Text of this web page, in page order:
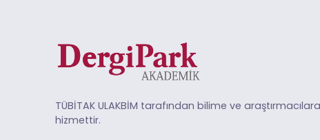
TÜBİTAK ULAKBİM tarafından bilime ve
hizmettir.